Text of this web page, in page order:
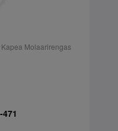
Molaarirengas